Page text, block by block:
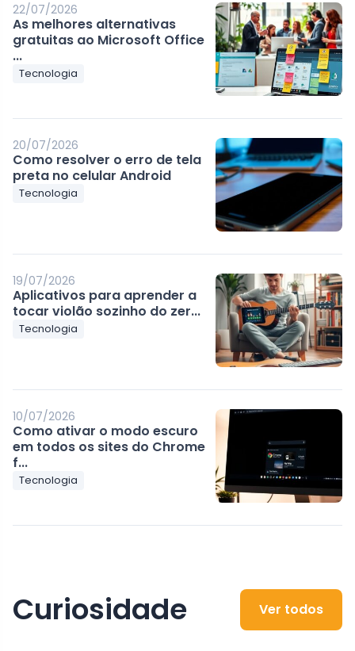
22/07/2026
As melhores alternativas
gratuitas ao Microsoft Office
...
Tecnologia
20/07/2026
Como resolver o erro de tela
preta no celular Android
Tecnologia
19/07/2026
Aplicativos para aprender a
tocar violão sozinho do zer...
Tecnologia
10/07/2026
Como ativar o modo escuro
em todos os sites do Chrome
f...
Tecnologia
Curiosidade Ver todos